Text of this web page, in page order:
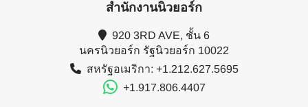
สำนักงานนิวยอร์ก
920 3RD AVE, ชั้น 6
นครนิวยอร์ก รัฐนิวยอร์ก 10022
สหรัฐอเมริกา: +1.212.627.5695
+1.917.806.4407